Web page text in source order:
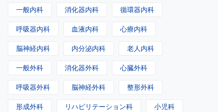
一般内科 消化器内科 循環器内科
呼吸器内科 血液内科 心療内科
脳神経内科 内分泌内科 老人内科
一般外科 消化器外科 心臓外科
呼吸器外科 脳神経外科 整形外科
形成外科 リハビリテーション科 小児科